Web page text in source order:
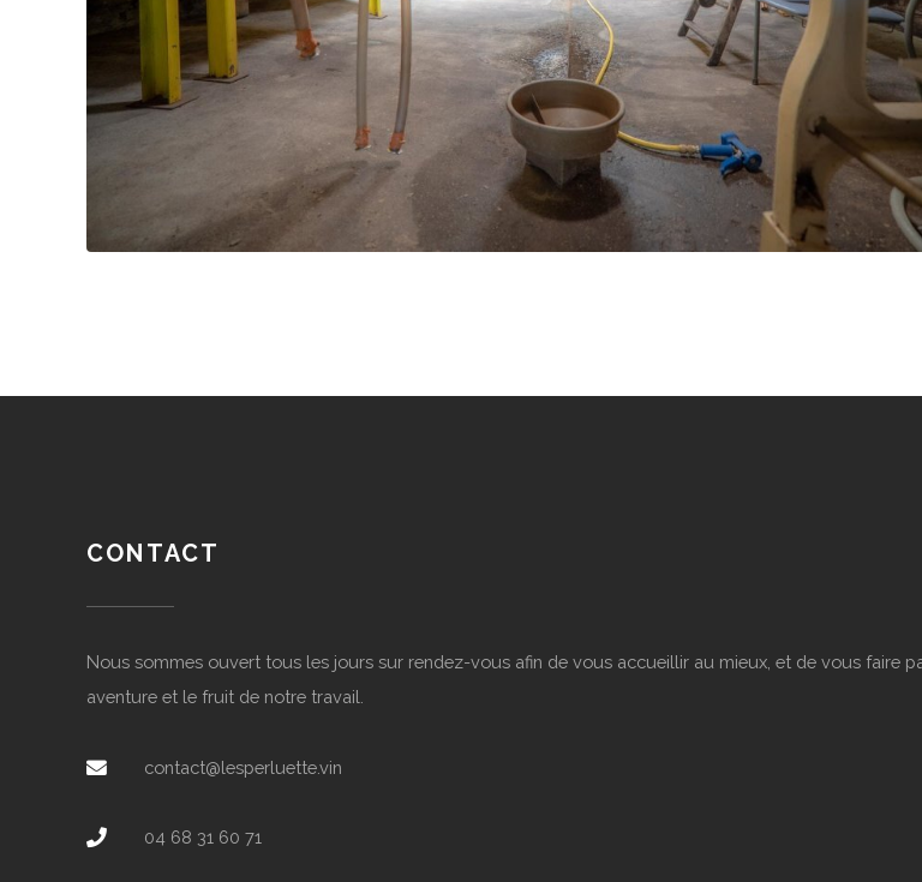
CONTACT
Nous sommes ouvert tous les jours sur rendez-vous afin de vous accueillir au mieux, et de vous faire
aventure et le fruit de notre travail.
contact@lesperluette.vin
04 68 31 60 71